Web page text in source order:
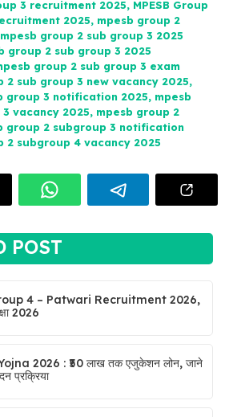
3 recruitment 2025, MPESB Group
2025, mpesb group 2
mpesb group 2 sub group 3 2025
group 2 sub group 3 2025
group 2 sub group 3 exam
2 sub group 3 new vacancy 2025,
group 3 notification 2025, mpesb
vacancy 2025, mpesb group 2
group 2 subgroup 3 notification
2 subgroup 4 vacancy 2025
POST
4 – Patwari Recruitment 2026,
2026
2026 : ₹50 लाख तक एजुकेशन लोन, जाने
प्रक्रिया